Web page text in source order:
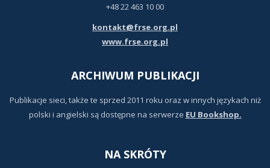
+48 22 463 10 00
kontakt@frse.org.pl
www.frse.org.pl
ARCHIWUM PUBLIKACJI
Publikacje sieci, także te sprzed 2011 roku oraz w innych językach niż
polski i angielski są dostępne na serwerze EU Bookshop.
NA SKRÓTY